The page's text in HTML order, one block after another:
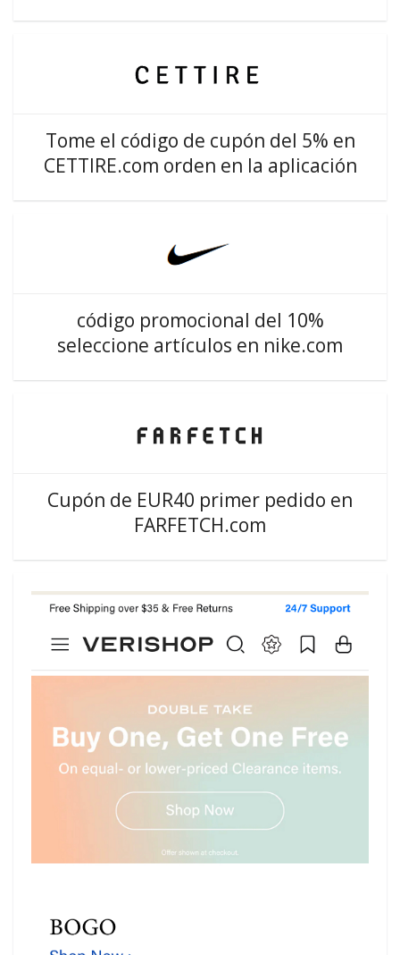
Tome el código de cupón del 5% en
CETTIRE.com orden en la aplicación
código promocional del 10%
seleccione artículos en nike.com
Cupón de EUR40 primer pedido en
FARFETCH.com